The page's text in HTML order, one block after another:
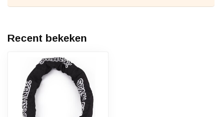
Recent bekeken